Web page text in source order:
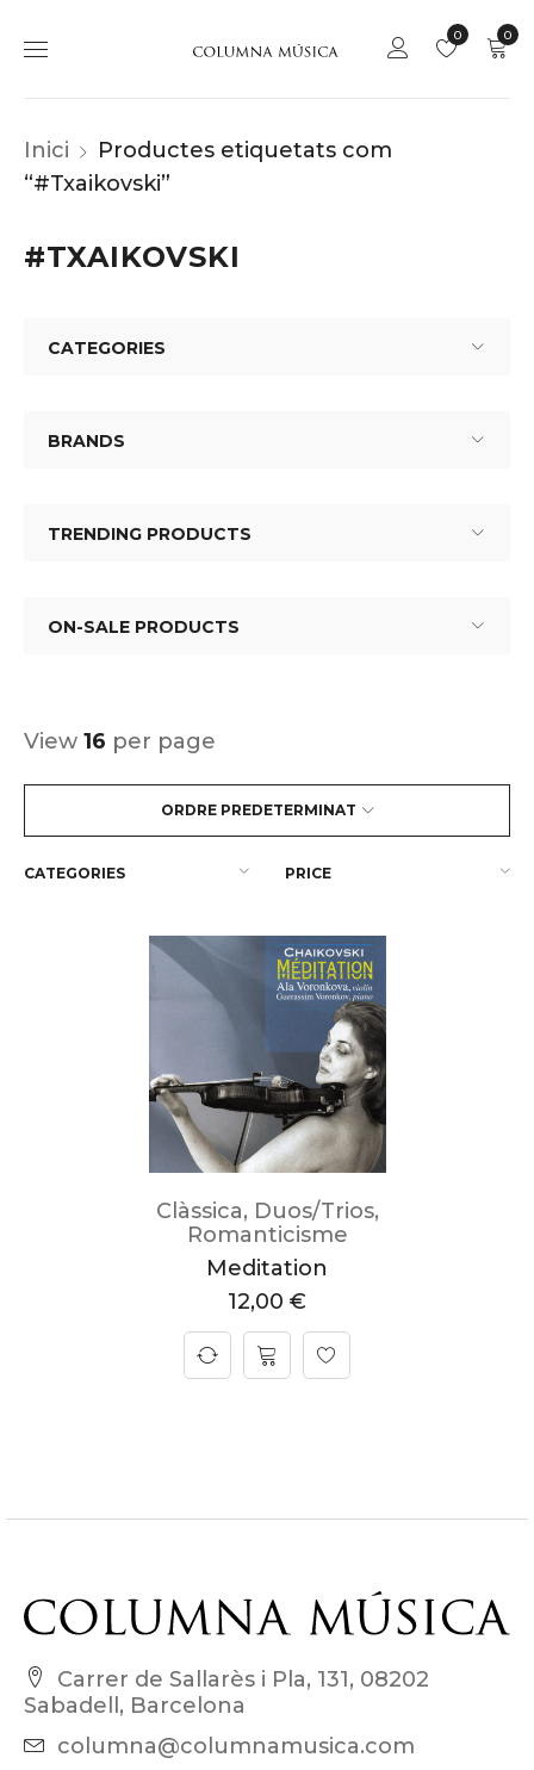
0
0
Inici
Productes etiquetats com
“#Txaikovski”
#TXAIKOVSKI
CATEGORIES
BRANDS
TRENDING PRODUCTS
ON-SALE PRODUCTS
ORDRE PREDETERMINAT
View 16 per page
CATEGORIES PRICE
Clàssica, Duos/Trios,
Romanticisme
Meditation
12,00 €
Carrer de Sallarès i Pla, 131, 08202
Sabadell, Barcelona
columna@columnamusica.com